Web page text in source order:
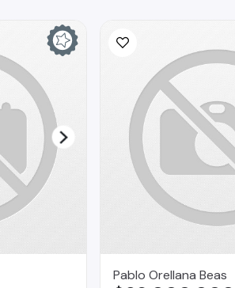
Pablo Orellana Beas